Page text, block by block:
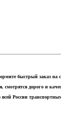
быстрый заказ
дорого и
России